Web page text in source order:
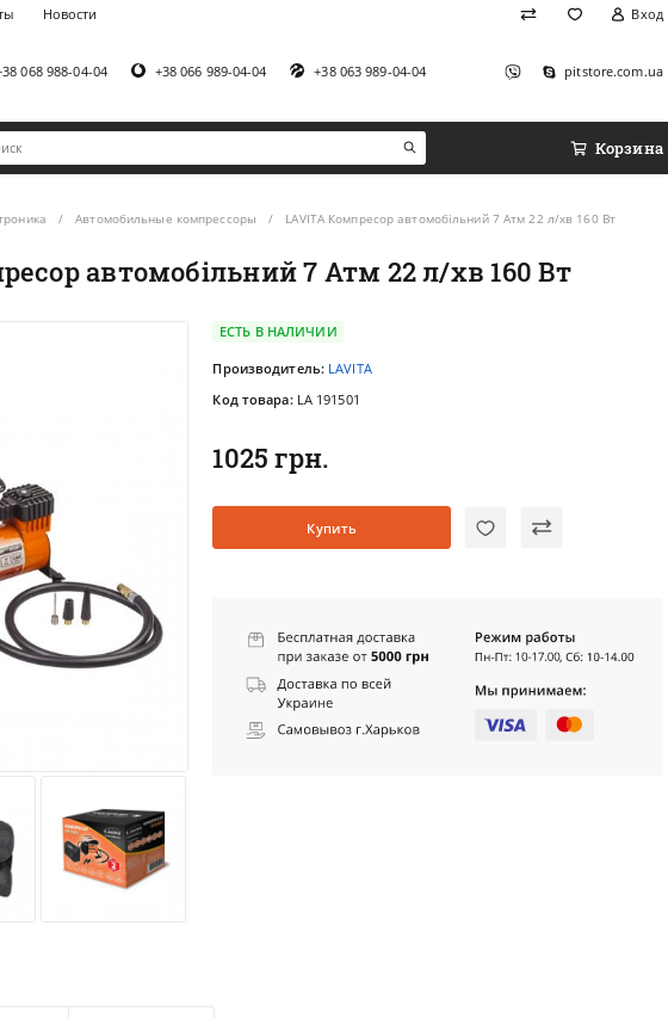
Новости Вход
068 988-04-04 +38 066 989-04-04 +38 063 989-04-04 pitstore.com.ua
Корзина
Автомобильные компрессоры LAVITA Компресор автомобільний 7 Атм 22 л/хв 160 Вт
автомобільний 7 Атм 22 л/хв 160 Вт
ЕСТЬ В НАЛИЧИИ
Производитель: LAVITA
Код товара: LA 191501
1025 грн.
Купить